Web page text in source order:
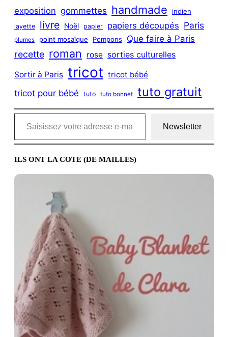
exposition gommettes handmade indien
layette livre Noël papier papiers découpés Paris
plumes point mosaïque Pompons Que faire à Paris
recette roman rose sorties culturelles
Sortir à Paris tricot tricot bébé
tricot pour bébé tuto tuto bonnet tuto gratuit
Saisissez votre adresse e-mail…
Newsletter
ILS ONT LA COTE (DE MAILLES)